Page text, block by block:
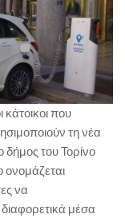
κάτοικοι που
τη νέα
δήμος του Τορίνο
ονομάζεται
να
μέσα